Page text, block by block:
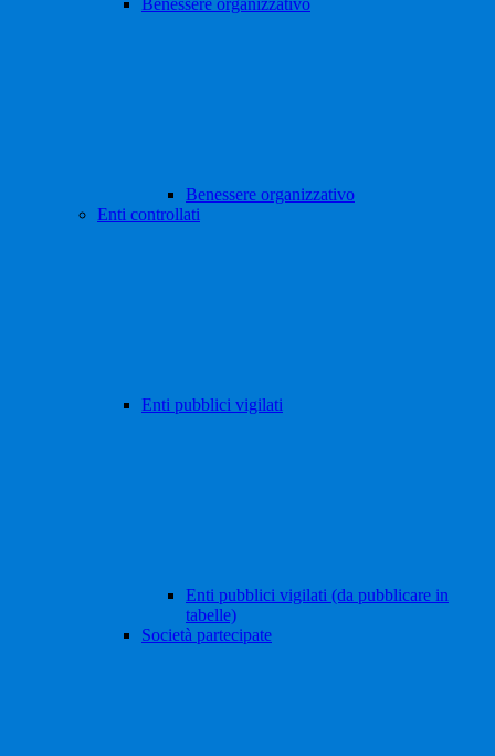
Benessere organizzativo
Benessere organizzativo
Enti controllati
Enti pubblici vigilati
Enti pubblici vigilati (da pubblicare in
tabelle)
Società partecipate